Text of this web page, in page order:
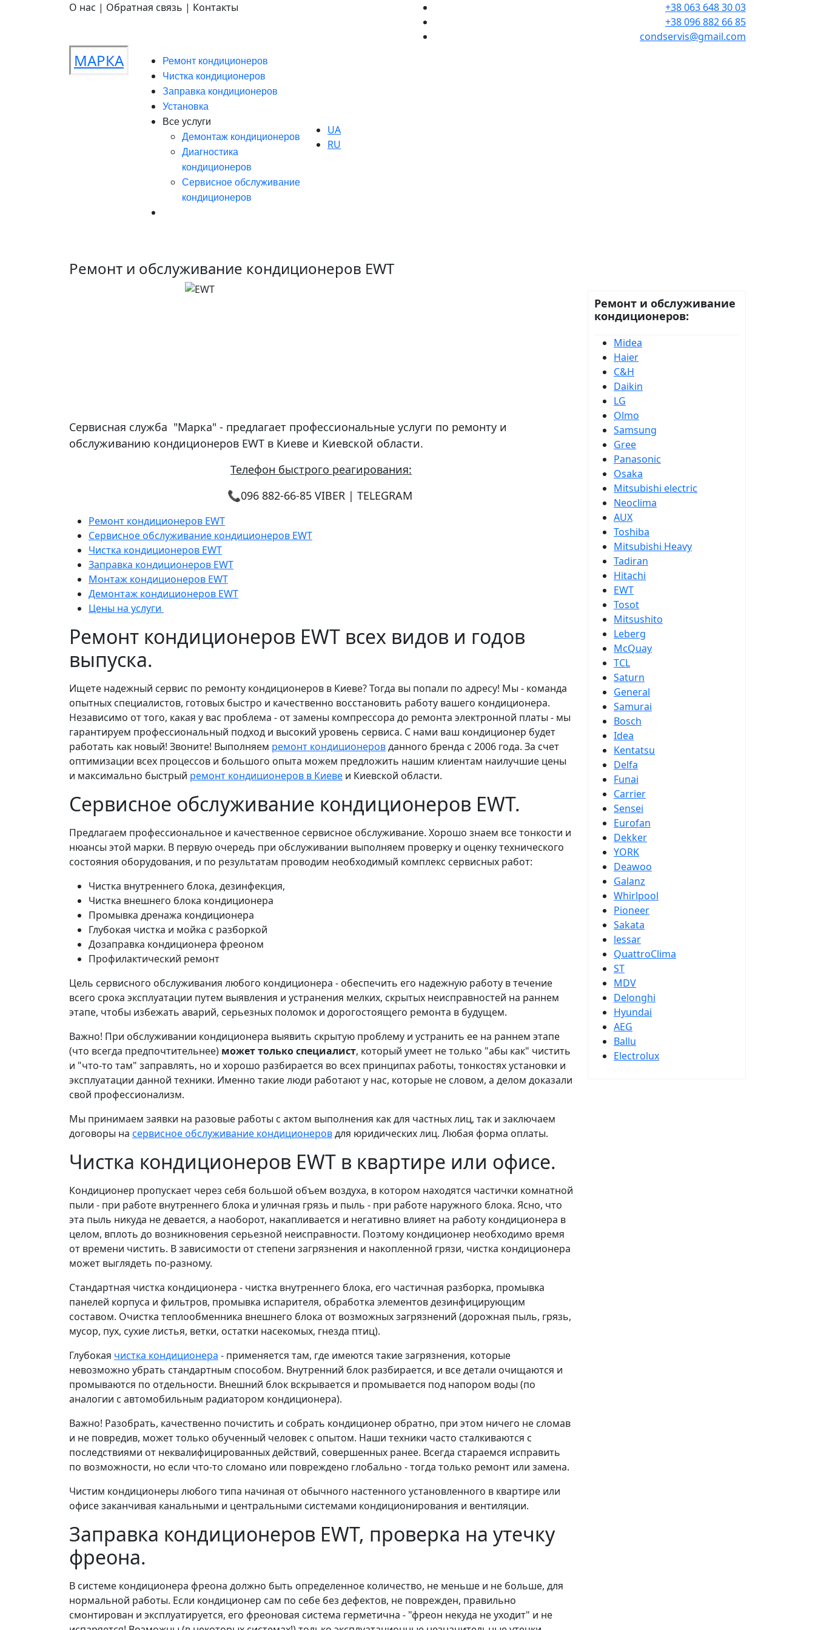
О нас | Обратная связь | Контакты
+38 063 648 30 03
+38 096 882 66 85
condservis@gmail.com
МАРКА
Ремонт кондиционеров
Чистка кондиционеров
Заправка кондиционеров
Установка
Все услуги
Демонтаж кондиционеров
Диагностика
кондиционеров
Сервисное обслуживание
кондиционеров
UA
RU
Ремонт и обслуживание кондиционеров EWT
Сервисная служба "Марка" - предлагает профессиональные услуги по ремонту и
обслуживанию кондиционеров EWT в Киеве и Киевской области.
Телефон быстрого реагирования:
📞096 882-66-85 VIBER | TELEGRAM
Ремонт кондиционеров EWT
Сервисное обслуживание кондиционеров EWT
Чистка кондиционеров EWT
Заправка кондиционеров EWT
Монтаж кондиционеров EWT
Демонтаж кондиционеров EWT
Цены на услуги
Ремонт кондиционеров EWT всех видов и годов
выпуска.
Ищете надежный сервис по ремонту кондиционеров в Киеве? Тогда вы попали по адресу! Мы - команда
опытных специалистов, готовых быстро и качественно восстановить работу вашего кондиционера.
Независимо от того, какая у вас проблема - от замены компрессора до ремонта электронной платы - мы
гарантируем профессиональный подход и высокий уровень сервиса. С нами ваш кондиционер будет
работать как новый! Звоните! Выполняем ремонт кондиционеровданного бренда с 2006 года. За счет
оптимизации всех процессов и большого опыта можем предложить нашим клиентам наилучшие цены
и максимально быстрый ремонт кондиционеров в Киеве и Киевской области.
Сервисное обслуживание кондиционеров EWT.
Предлагаем профессиональное и качественное сервисное обслуживание. Хорошо знаем все тонкости и
нюансы этой марки. В первую очередь при обслуживании выполняем проверку и оценку технического
состояния оборудования, и по результатам проводим необходимый комплекс сервисных работ:
Чистка внутреннего блока, дезинфекция,
Чистка внешнего блока кондиционера
Промывка дренажа кондиционера
Глубокая чистка и мойка с разборкой
Дозаправка кондиционера фреоном
Профилактический ремонт
Цель сервисного обслуживания любого кондиционера - обеспечить его надежную работу в течение
всего срока эксплуатации путем выявления и устранения мелких, скрытых неисправностей на раннем
этапе, чтобы избежать аварий, серьезных поломок и дорогостоящего ремонта в будущем.
Важно! При обслуживании кондиционера выявить скрытую проблему и устранить ее на раннем этапе
(что всегда предпочтительнее) может только специалист, который умеет не только "абы как" чистить
и "что-то там" заправлять, но и хорошо разбирается во всех принципах работы, тонкостях установки и
эксплуатации данной техники. Именно такие люди работают у нас, которые не словом, а делом доказали
свой профессионализм.
Мы принимаем заявки на разовые работы с актом выполнения как для частных лиц, так и заключаем
договоры на сервисное обслуживание кондиционеровдля юридических лиц. Любая форма оплаты.
Чистка кондиционеров EWT в квартире или офисе.
Кондиционер пропускает через себя большой объем воздуха, в котором находятся частички комнатной
пыли - при работе внутреннего блока и уличная грязь и пыль - при работе наружного блока. Ясно, что
эта пыль никуда не девается, а наоборот, накапливается и негативно влияет на работу кондиционера в
целом, вплоть до возникновения серьезной неисправности. Поэтому кондиционер необходимо время
от времени чистить. В зависимости от степени загрязнения и накопленной грязи, чистка кондиционера
может выглядеть по-разному.
Стандартная чистка кондиционера - чистка внутреннего блока, его частичная разборка, промывка
панелей корпуса и фильтров, промывка испарителя, обработка элементов дезинфицирующим
составом. Очистка теплообменника внешнего блока от возможных загрязнений (дорожная пыль, грязь,
мусор, пух, сухие листья, ветки, остатки насекомых, гнезда птиц).
Глубокая чистка кондиционера - применяется там, где имеются такие загрязнения, которые
невозможно убрать стандартным способом. Внутренний блок разбирается, и все детали очищаются и
промываются по отдельности. Внешний блок вскрывается и промывается под напором воды (по
аналогии с автомобильным радиатором кондиционера).
Важно! Разобрать, качественно почистить и собрать кондиционер обратно, при этом ничего не сломав
и не повредив, может только обученный человек с опытом. Наши техники часто сталкиваются с
последствиями от неквалифицированных действий, совершенных ранее. Всегда стараемся исправить
по возможности, но если что-то сломано или повреждено глобально - тогда только ремонт или замена.
Чистим кондиционеры любого типа начиная от обычного настенного установленного в квартире или
офисе заканчивая канальными и центральными системами кондиционирования и вентиляции.
Заправка кондиционеров EWT, проверка на утечку
фреона.
В системе кондиционера фреона должно быть определенное количество, не меньше и не больше, для
нормальной работы. Если кондиционер сам по себе без дефектов, не поврежден, правильно
смонтирован и эксплуатируется, его фреоновая система герметична - "фреон некуда не уходит" и не
Ремонт и обслуживание
кондиционеров:
Midea
Haier
С&H
Daikin
LG
Olmo
Samsung
Gree
Panasonic
Osaka
Mitsubishi electric
Neoclima
AUX
Toshiba
Mitsubishi Heavy
Tadiran
Hitachi
EWT
Tosot
Mitsushito
Leberg
McQuay
TCL
Saturn
General
Samurai
Bosch
Idea
Kentatsu
Delfa
Funai
Carrier
Sensei
Eurofan
Dekker
YORK
Deawoo
Galanz
Whirlpool
Pioneer
Sakata
lessar
QuattroClima
ST
MDV
Delonghi
Hyundai
AEG
Ballu
Electrolux